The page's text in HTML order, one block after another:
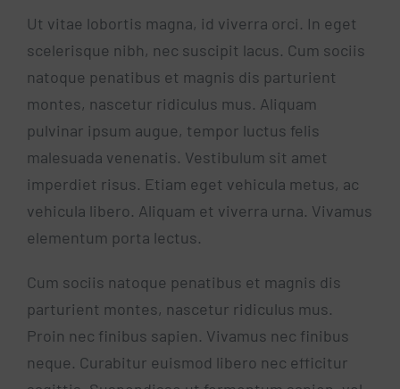
Ut vitae lobortis magna, id viverra orci. In eget
scelerisque nibh, nec suscipit lacus. Cum sociis
natoque penatibus et magnis dis parturient
montes, nascetur ridiculus mus. Aliquam
pulvinar ipsum augue, tempor luctus felis
malesuada venenatis. Vestibulum sit amet
imperdiet risus. Etiam eget vehicula metus, ac
vehicula libero. Aliquam et viverra urna. Vivamus
elementum porta lectus.
Cum sociis natoque penatibus et magnis dis
parturient montes, nascetur ridiculus mus.
Proin nec finibus sapien. Vivamus nec finibus
neque. Curabitur euismod libero nec efficitur